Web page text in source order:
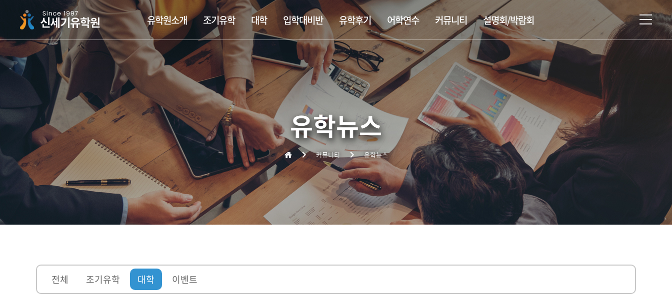
유학원소개
싱가폴하면 신세기유학원 신세기 집중 케어시스템 찾아오는 길
조기유학
조기유학가이드 싱가폴국제학교 싱가폴사립학교 싱가폴공립학교 기숙학교(보딩스쿨)
대학
장학금유학 국립대학교 사립대학교 추천 정규유학 대학원/MBA
입학대비반
조기유학대비반 대학 입학대비반 미대 포트폴리오 합격반
유학후기
대학유학 조기유학
어학연수
영어연수 주니어연수
커뮤니티
유학뉴스 싱가폴정보 숙소정보 비자정보 유학준비서류 출국준비 유학상담신청
설명회/박람회
설명회/박람회/시험 일정
유학뉴스
커뮤니티 유학뉴스
전체 조기유학 대학 이벤트